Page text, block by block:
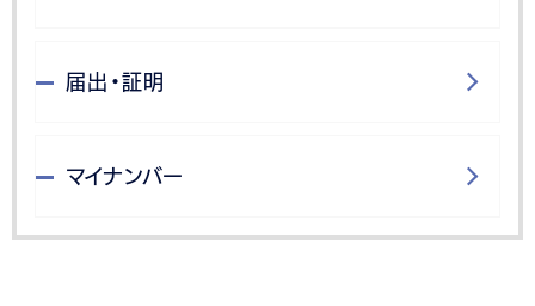
届出・証明
マイナンバー